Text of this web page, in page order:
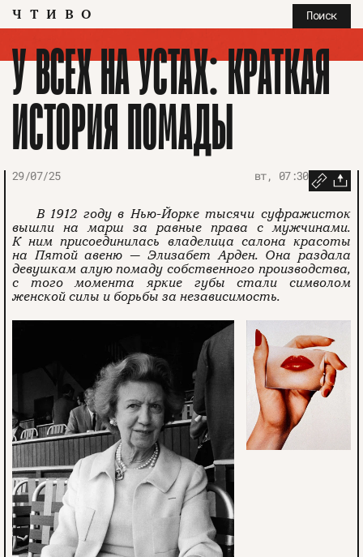
ЧТИВО Поиск
У ВСЕХ НА УСТАХ: КРАТКАЯ
ИСТОРИЯ ПОМАДЫ
29/07/25 вт, 07:30
В 1912 году в Нью-Йорке тысячи суфражисток
вышли на марш за равные права с мужчинами.
К ним присоединилась владелица салона красоты
на Пятой авеню — Элизабет Арден. Она раздала
девушкам алую помаду собственного производства,
с того момента яркие губы стали символом
женской силы и борьбы за независимость.